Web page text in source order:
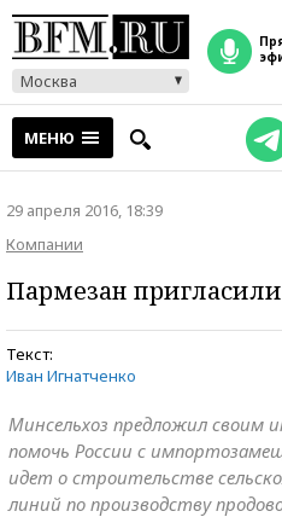
Москва
прямой
МЕНЮ
29 апреля 2016, 18:39
Компании
Пармезан
Текст:
Иван Игнатченко
Минсельхоз предложил своим
помочь России с
идет о строительстве
линий по производству